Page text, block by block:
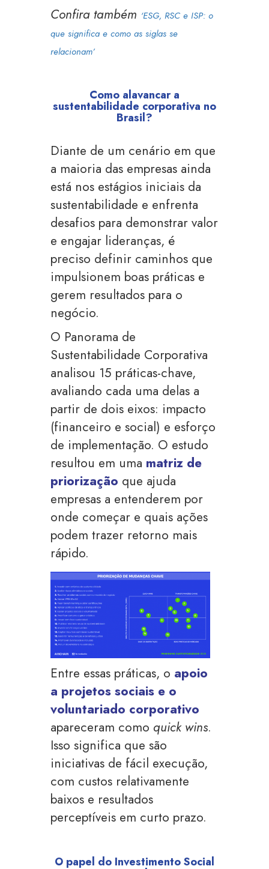
Confira também ‘ESG, RSC e ISP: o
que significa e como as siglas se
relacionam’
Como alavancar a
sustentabilidade corporativa no
Brasil?
Diante de um cenário em que
a maioria das empresas ainda
está nos estágios iniciais da
sustentabilidade e enfrenta
desafios para demonstrar valor
e engajar lideranças, é
preciso definir caminhos que
impulsionem boas práticas e
gerem resultados para o
negócio.
O Panorama de
Sustentabilidade Corporativa
analisou 15 práticas-chave,
avaliando cada uma delas a
partir de dois eixos: impacto
(financeiro e social) e esforço
de implementação. O estudo
resultou em uma matriz de
priorização que ajuda
empresas a entenderem por
onde começar e quais ações
podem trazer retorno mais
rápido.
Entre essas práticas, o apoio
a projetos sociais e o
voluntariado corporativo
apareceram como quick wins.
Isso significa que são
iniciativas de fácil execução,
com custos relativamente
baixos e resultados
perceptíveis em curto prazo.
O papel do Investimento Social